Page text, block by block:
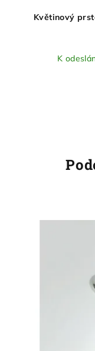
Květinový
K